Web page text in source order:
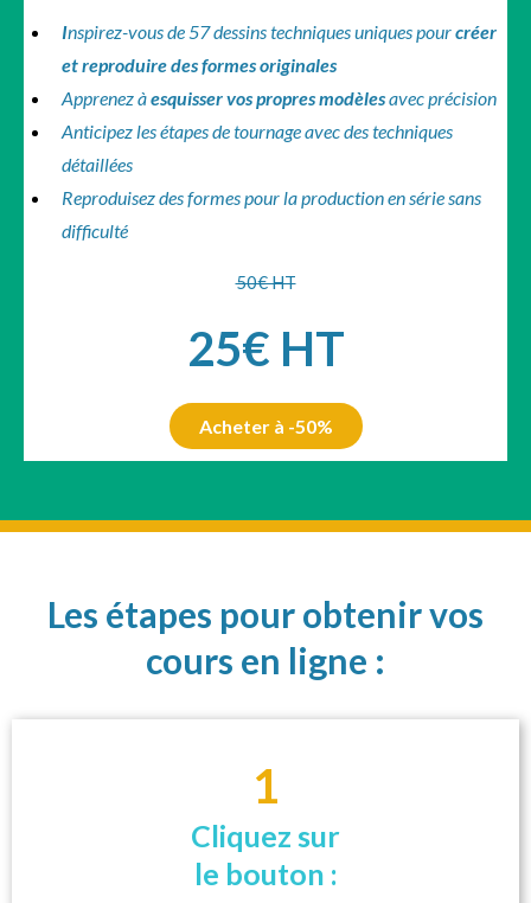
Inspirez-vous de 57 dessins techniques uniques pourcréer
et reproduire des formes originales
Apprenez àesquisser vos propres modèlesavec précision
Anticipez les étapes de tournage avec des techniques
détaillées
Reproduisez des formes pour la production en série sans
difficulté
50€ HT
25€ HT
Acheter à -50%
Les étapes pour obtenir vos
cours en ligne :
1
Cliquez sur
le bouton :